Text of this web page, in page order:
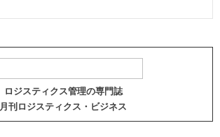
ロジスティクス管理の専門誌
月刊ロジスティクス・ビジネス